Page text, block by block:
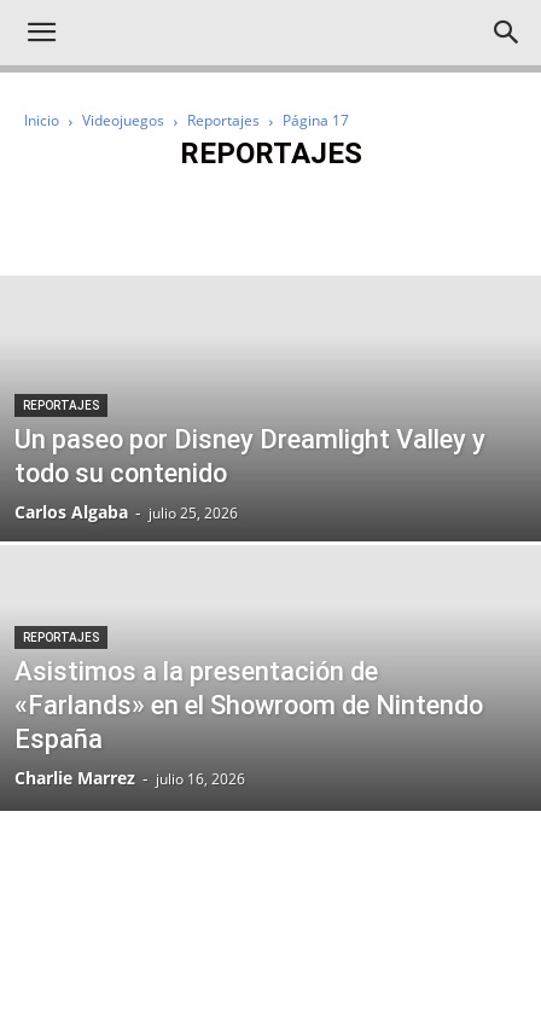
Inicio Videojuegos Reportajes Página 17
REPORTAJES
REPORTAJES
Un paseo por Disney Dreamlight Valley y
todo su contenido
Carlos Algaba - julio 25, 2026
REPORTAJES
Asistimos a la presentación de
«Farlands» en el Showroom de Nintendo
España
Charlie Marrez - julio 16, 2026